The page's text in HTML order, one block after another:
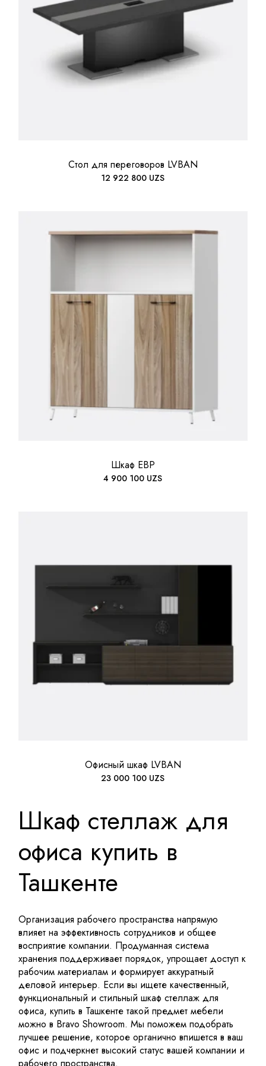
Стол для переговоров LVBAN
12 922 800 UZS
Шкаф EBP
4 900 100 UZS
Офисный шкаф LVBAN
23 000 100 UZS
Шкаф стеллаж для
офиса купить в
Ташкенте
Организация рабочего пространства напрямую
влияет на эффективность сотрудников и общее
восприятие компании. Продуманная система
хранения поддерживает порядок, упрощает доступ к
рабочим материалам и формирует аккуратный
деловой интерьер. Если вы ищете качественный,
функциональный и стильный шкаф стеллаж для
офиса, купить в Ташкенте такой предмет мебели
можно в Bravo Showroom. Мы поможем подобрать
лучшее решение, которое органично впишется в ваш
офис и подчеркнет высокий статус вашей компании и
рабочего пространства.